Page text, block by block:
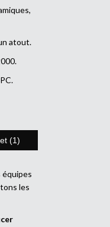
atout.
(1)
équipes
les